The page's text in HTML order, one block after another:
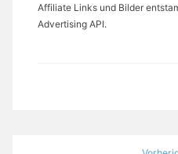
Affiliate Links und Bilder
Advertising API.